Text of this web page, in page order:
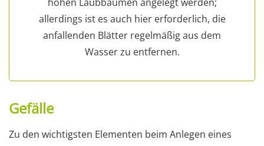
allerdings ist es auch hier erforderlich, die
anfallenden Blätter regelmäßig aus dem
Wasser zu entfernen.
Gefälle
Zu den wichtigsten Elementen beim Anlegen eines